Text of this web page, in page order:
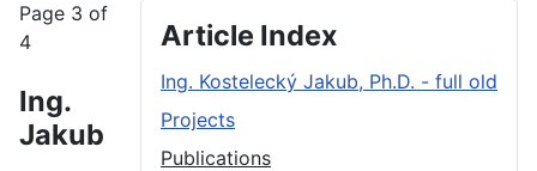
Article Index
Ing. Kostelecký Jakub, Ph.D. - full old
Projects
Publications
Page 3 of
4
Ing.
Jakub